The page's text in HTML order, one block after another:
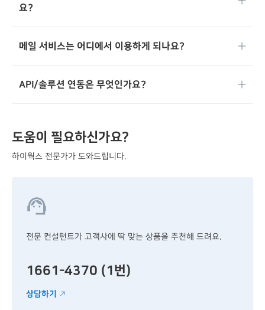
요?
메일 서비스는 어디에서 이용하게 되나요?
API/솔루션 연동은 무엇인가요?
도움이 필요하신가요?
하이웍스 전문가가 도와드립니다.
전문 컨설턴트가 고객사에 딱 맞는 상품을추천해 드려요.
1661-4370 (1번)
상담하기